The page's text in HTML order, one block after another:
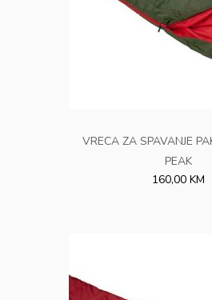
VRECA ZA SPAVANJE
PEAK
160,00 KM